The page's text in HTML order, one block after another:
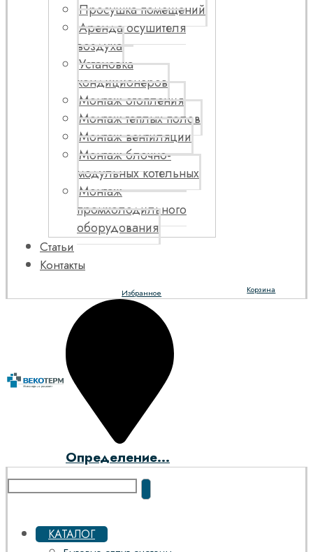
Просушка помещений
Аренда осушителя
воздуха
Установка
кондиционеров
Монтаж отопления
Монтаж теплых полов
Монтаж вентиляции
Монтаж блочно-
модульных котельных
Монтаж
промхолодильного
оборудования
Статьи
Контакты
Корзина
Избранное
Определение...
КАТАЛОГ